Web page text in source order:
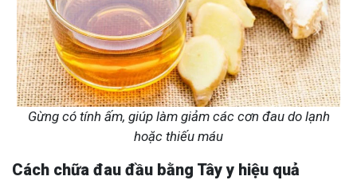
Gừng có tính ấm, giúp làm giảm các cơn đau do lạnh
hoặc thiếu máu
Cách chữa đau đầu bằng Tây y hiệu quả